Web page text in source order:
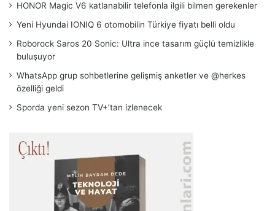
HONOR Magic V6 katlanabilir telefonla ilgili bilmen gerekenler
Yeni Hyundai IONIQ 6 otomobilin Türkiye fiyatı belli oldu
Roborock Saros 20 Sonic: Ultra ince tasarım güçlü temizlikle
buluşuyor
WhatsApp grup sohbetlerine gelişmiş anketler ve @herkes
özelliği geldi
Sporda yeni sezon TV+’tan izlenecek